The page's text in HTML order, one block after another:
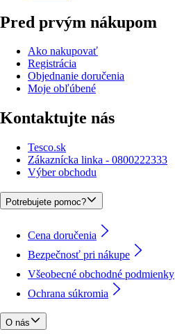
Pred prvým nákupom
Ako nakupovať
Registrácia
Objednanie doručenia
Moje obľúbené
Kontaktujte nás
Tesco.sk
Zákaznícka linka - 0800222333
Výber obchodu
Potrebujete pomoc?
Cena doručenia
Bezpečnosť pri nákupe
Všeobecné obchodné podmienky
Ochrana súkromia
O nás